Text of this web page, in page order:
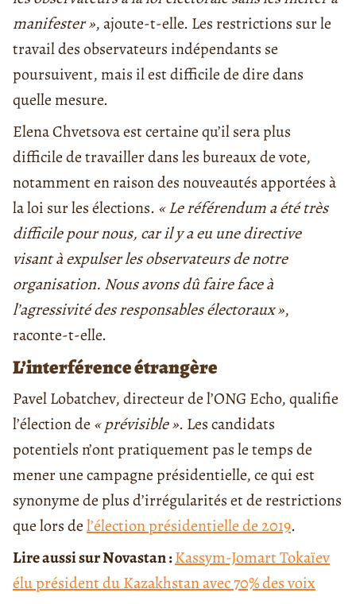
manifester », ajoute-t-elle. Les restrictions sur le
travail des observateurs indépendants se
poursuivent, mais il est difficile de dire dans
quelle mesure.
Elena Chvetsova est certaine qu’il sera plus
difficile de travailler dans les bureaux de vote,
notamment en raison des nouveautés apportées à
la loi sur les élections. « Le référendum a été très
difficile pour nous, car il y a eu une directive
visant à expulser les observateurs de notre
organisation. Nous avons dû faire face à
l’agressivité des responsables électoraux »,
raconte-t-elle.
L’interférence étrangère
Pavel Lobatchev, directeur de l’ONG Echo, qualifie
l’élection de « prévisible ». Les candidats
potentiels n’ont pratiquement pas le temps de
mener une campagne présidentielle, ce qui est
synonyme de plus d’irrégularités et de restrictions
que lors del’élection présidentielle de 2019.
Lire aussi sur Novastan :Kassym-Jomart Tokaïev
élu président du Kazakhstan avec 70% des voix